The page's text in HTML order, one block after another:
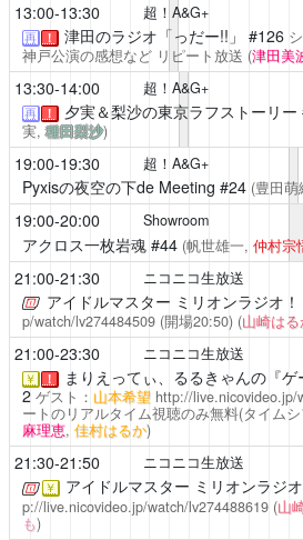
13:00-13:30 超！A&G+
再 ！ 津田のラジオ「っだー!!」 #126
神戸公演の感想など リピート放送 (津田美
13:30-14:00 超！A&G+
再 ！ 夕実＆梨沙の東京ラフストーリー
実,種田梨沙)
19:00-19:30 超！A&G+
Pyxisの夜空の下de Meeting #24 (豊田萌
19:00-20:00 Showroom
アクロス一枚岩魂#44 (帆世雄一, 仲村宗
21:00-21:30 ニコニコ生放送
アイドルマスター ミリオンラジオ！
p/watch/lv274484509(開場20:50) (山崎はる
21:00-23:30 ニコニコ生放送
￥ ！ まりえってぃ、るるきゃんの『
2 ゲスト： 山本希望 http://live.nicovideo.jp/
ートのリアルタイム視聴のみ無料(タイム
麻理恵, 佳村はるか)
21:30-21:50 ニコニコ生放送
￥ アイドルマスター ミリオンラジオ
p://live.nicovideo.jp/watch/lv274488619 (山
も)